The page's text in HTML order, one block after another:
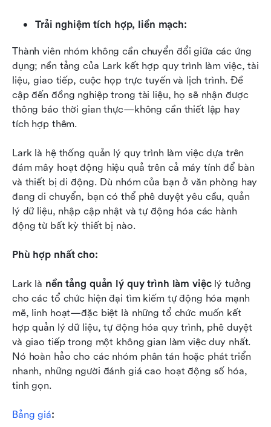
Trải nghiệm tích hợp, liền mạch:
Thành viên nhóm không cần chuyển đổi giữa các ứng
dụng; nền tảng của Lark kết hợp quy trình làm việc, tài
liệu, giao tiếp, cuộc họp trực tuyến và lịch trình. Đề
cập đến đồng nghiệp trong tài liệu, họ sẽ nhận được
thông báo thời gian thực—không cần thiết lập hay
tích hợp thêm.
Lark là hệ thống quản lý quy trình làm việc dựa trên
đám mây hoạt động hiệu quả trên cả máy tính để bàn
và thiết bị di động. Dù nhóm của bạn ở văn phòng hay
đang di chuyển, bạn có thể phê duyệt yêu cầu, quản
lý dữ liệu, nhập cập nhật và tự động hóa các hành
động từ bất kỳ thiết bị nào.
Phù hợp nhất cho:
Lark là nền tảng quản lý quy trình làm việc lý tưởng
cho các tổ chức hiện đại tìm kiếm tự động hóa mạnh
mẽ, linh hoạt—đặc biệt là những tổ chức muốn kết
hợp quản lý dữ liệu, tự động hóa quy trình, phê duyệt
và giao tiếp trong một không gian làm việc duy nhất.
Nó hoàn hảo cho các nhóm phân tán hoặc phát triển
nhanh, những người đánh giá cao hoạt động số hóa,
tinh gọn.
Bảng giá: